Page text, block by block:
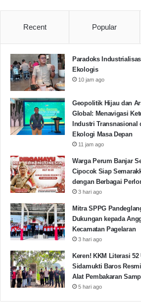
Recent Popular
Paradoks
Ekologis
10 jam ago
Geopolitik Hijau dan
Global: Menavigasi
Industri Transnasional
Ekologi Masa Depan
11 jam ago
Warga Perum Banjar
Cipocok Siap
dengan Berbagai
3 hari ago
Mitra SPPG
Dukungan kepada
Kecamatan Pagelaran
3 hari ago
Keren! KKM Literasi
Sidamukti Baros
Alat Pembakaran
5 hari ago